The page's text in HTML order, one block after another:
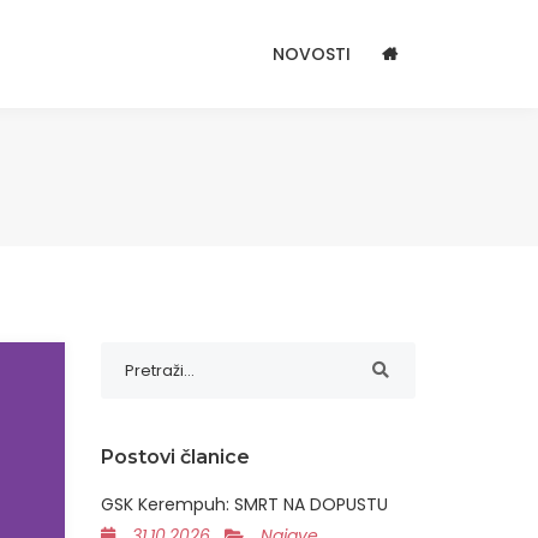
NOVOSTI
Postovi članice
GSK Kerempuh: SMRT NA DOPUSTU